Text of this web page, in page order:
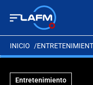
INICIO
Entretenimiento